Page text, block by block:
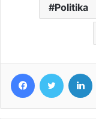
Politika
FacebookTwitter